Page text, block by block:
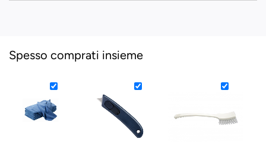
Spesso comprati insieme